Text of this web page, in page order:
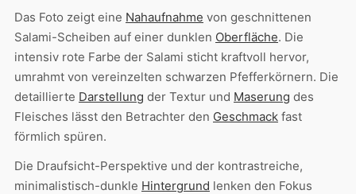
Das Foto zeigt eine Nahaufnahme von geschnittenen
Salami-Scheiben auf einer dunklen Oberfläche. Die
intensiv rote Farbe der Salami sticht kraftvoll hervor,
umrahmt von vereinzelten schwarzen Pfefferkörnern. Die
detaillierte Darstellung der Textur und Maserung des
Fleisches lässt den Betrachter den Geschmack fast
förmlich spüren.
Die Draufsicht-Perspektive und der kontrastreiche,
minimalistisch-dunkle Hintergrund lenken den Fokus